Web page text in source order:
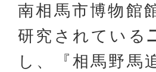
南相馬市博物館
研究されている
し、『相馬野馬